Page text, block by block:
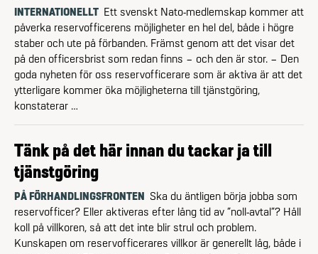
INTERNATIONELLT Ett svenskt Nato-medlemskap kommer att
påverka reservofficerens möjligheter en hel del, både i högre
staber och ute på förbanden. Främst genom att det visar det
på den officersbrist som redan finns – och den är stor. – Den
goda nyheten för oss reservofficerare som är aktiva är att det
ytterligare kommer öka möjligheterna till tjänstgöring,
konstaterar …
Tänk på det här innan du tackar ja till
tjänstgöring
PÅ FÖRHANDLINGSFRONTEN Ska du äntligen börja jobba som
reservofficer? Eller aktiveras efter lång tid av ”noll-avtal”? Håll
koll på villkoren, så att det inte blir strul och problem.
Kunskapen om reservofficerares villkor är generellt låg, både i